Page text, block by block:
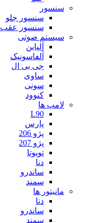
سنسور
سنسور جلو
سنسور عقب
سیستم صوتی
آلپاین
آلفاسونیک
جی بی ال
ساوی
سونی
کنوود
لامپ ها
L90
پارس
پژو 206
پژو 207
تویوتا
دنا
ساندرو
سمند
مانیتور ها
دنا
ساندرو
سمند